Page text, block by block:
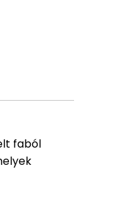
faból